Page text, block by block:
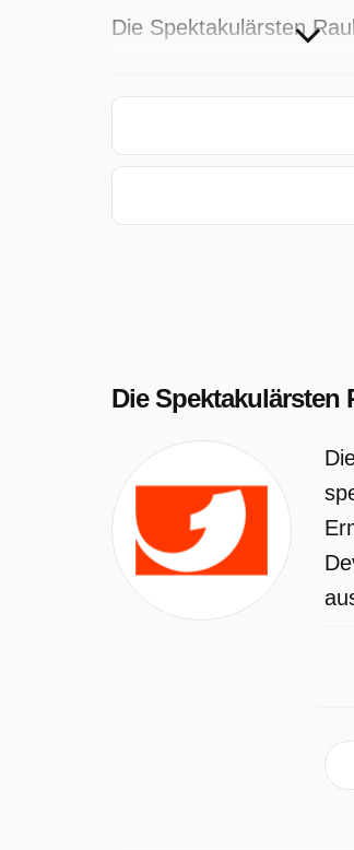
Die Spektakulärsten
am Sonntag 19 April
Die Spektakulärsten